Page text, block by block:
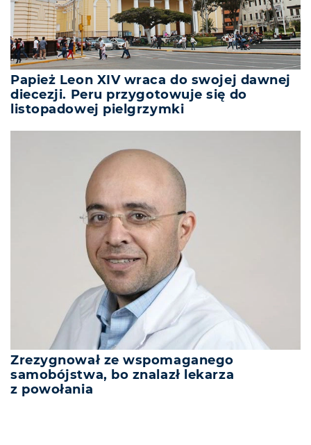
Papież Leon XIV wraca do swojej dawnej
diecezji. Peru przygotowuje się do
listopadowej pielgrzymki
Zrezygnował ze wspomaganego
samobójstwa, bo znalazł lekarza
z powołania